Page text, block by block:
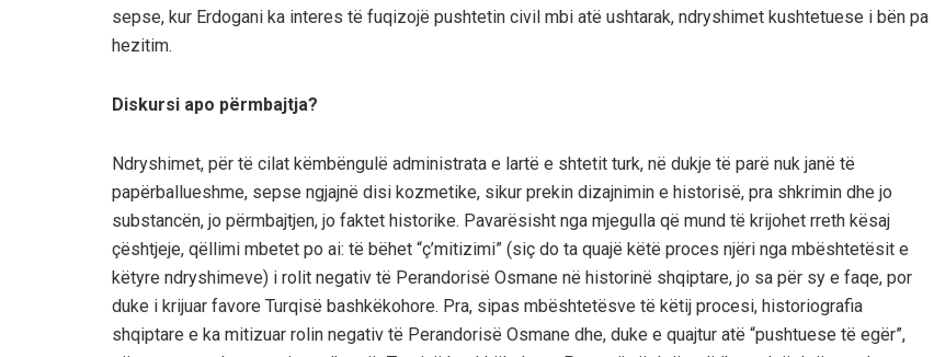
sepse, kur Erdogani ka interes të fuqizojë pushtetin civil mbi atë ushtarak, ndryshimet kushtetuese i bën pa
hezitim.
Diskursi apo përmbajtja?
Ndryshimet, për të cilat këmbëngulë administrata e lartë e shtetit turk, në dukje të parë nuk janë të
papërballueshme, sepse ngjajnë disi kozmetike, sikur prekin dizajnimin e historisë, pra shkrimin dhe jo
substancën, jo përmbajtjen, jo faktet historike. Pavarësisht nga mjegulla që mund të krijohet rreth kësaj
çështjeje, qëllimi mbetet po ai: të bëhet “ç’mitizimi” (siç do ta quajë këtë proces njëri nga mbështetësit e
këtyre ndryshimeve) i rolit negativ të Perandorisë Osmane në historinë shqiptare, jo sa për sy e faqe, por
duke i krijuar favore Turqisë bashkëkohore. Pra, sipas mbështetësve të këtij procesi, historiografia
shqiptare e ka mitizuar rolin negativ të Perandorisë Osmane dhe, duke e quajtur atë “pushtuese të egër”,